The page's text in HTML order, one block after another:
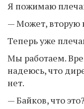
Я пожимаю
— Может, вторую
Теперь уже
Мы работаем.
надеюсь, что
нет.
— Байков, что